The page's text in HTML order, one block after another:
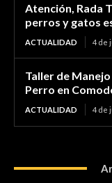
Atención, Rada
perros y gatos
ACTUALIDAD 4 de
Taller de
Perro en
ACTUALIDAD 4 de